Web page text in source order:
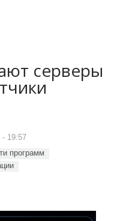
серверы
- 19:57
программ